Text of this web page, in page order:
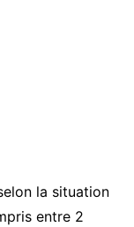
la situation
entre 2